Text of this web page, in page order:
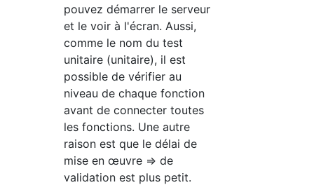
pouvez démarrer le serveur
et le voir à l'écran. Aussi,
comme le nom du test
unitaire (unitaire), il est
possible de vérifier au
niveau de chaque fonction
avant de connecter toutes
les fonctions. Une autre
raison est que le délai de
mise en œuvre => de
validation est plus petit.